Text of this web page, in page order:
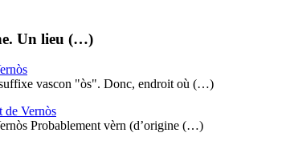
Un lieu (…)
vascon "òs". Donc, endroit où (…)
de Vernòs
Probablement vèrn (d’origine (…)